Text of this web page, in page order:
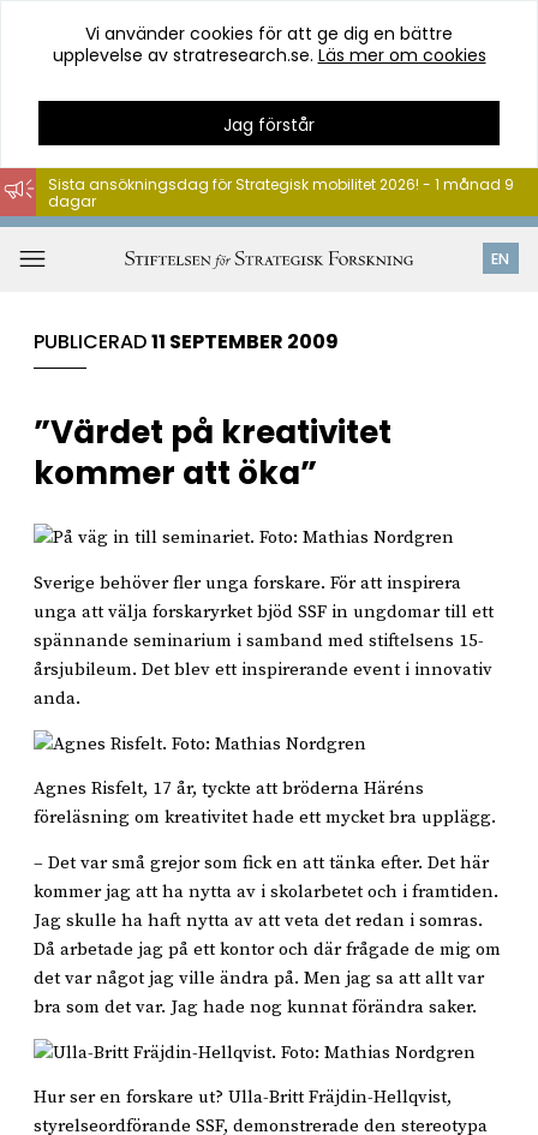
Hoppa
till
innehåll
Vi använder cookies för att ge dig en bättre
upplevelse av stratresearch.se. Läs mer om cookies
Jag förstår
EN
Sista ansökningsdag för Strategisk mobilitet 2026! - 1 månad 9
dagar
PUBLICERAD11 SEPTEMBER 2009
”Värdet på kreativitet
kommer att öka”
Sverige behöver fler unga forskare. För att inspirera
unga att välja forskaryrket bjöd SSF in ungdomar till ett
spännande seminarium i samband med stiftelsens 15-
årsjubileum. Det blev ett inspirerande event i innovativ
anda.
Agnes Risfelt, 17 år, tyckte att bröderna Häréns
föreläsning om kreativitet hade ett mycket bra upplägg.
– Det var små grejor som fick en att tänka efter. Det här
kommer jag att ha nytta av i skolarbetet och i framtiden.
Jag skulle ha haft nytta av att veta det redan i somras.
Då arbetade jag på ett kontor och där frågade de mig om
det var något jag ville ändra på. Men jag sa att allt var
bra som det var. Jag hade nog kunnat förändra saker.
Hur ser en forskare ut? Ulla-Britt Fräjdin-Hellqvist,
styrelseordförande SSF, demonstrerade den stereotypa